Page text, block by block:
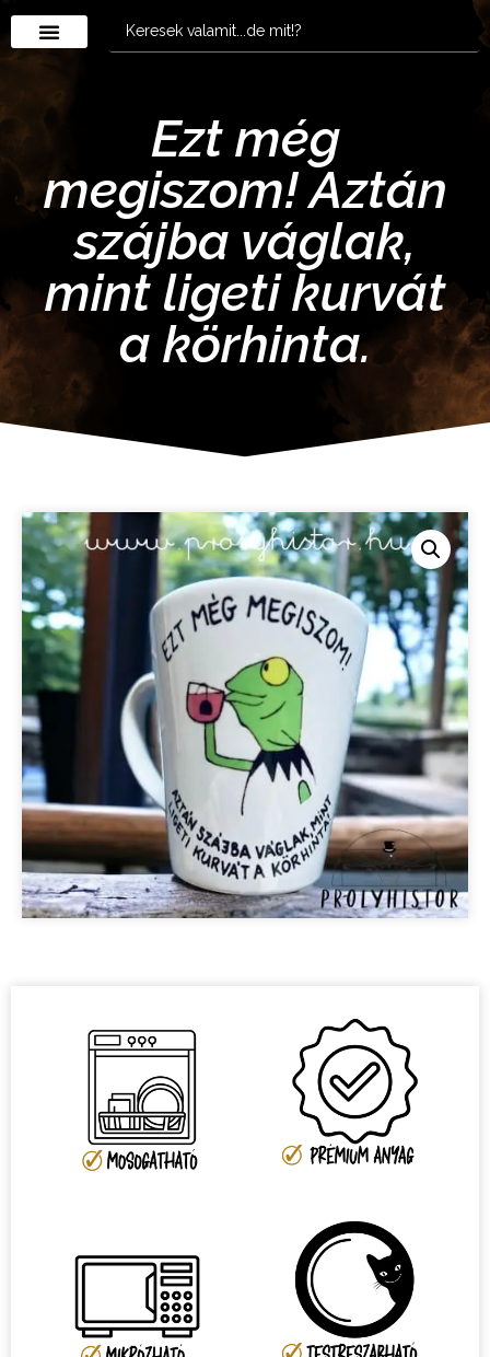
Ezt még
megiszom! Aztán
szájba váglak,
mint ligeti kurvát
a körhinta.